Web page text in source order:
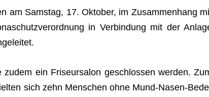
am Sams­tag, 17. Okto­ber, im Zusam­men­hang
in Ver­bin­dung mit der
ein Fri­seur­sa­lon geschlos­sen wer­den.
sich zehn Men­schen ohne Mund-Nasen-